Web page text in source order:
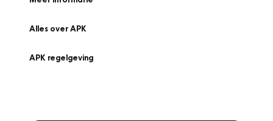
Alles over APK
APK regelgeving